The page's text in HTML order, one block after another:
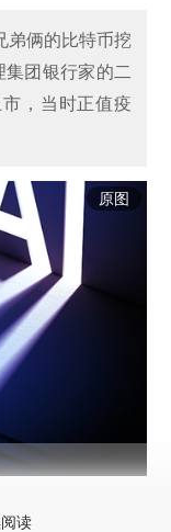
弟俩的比特币挖
团银行家的二
，当时正值疫
原图
读